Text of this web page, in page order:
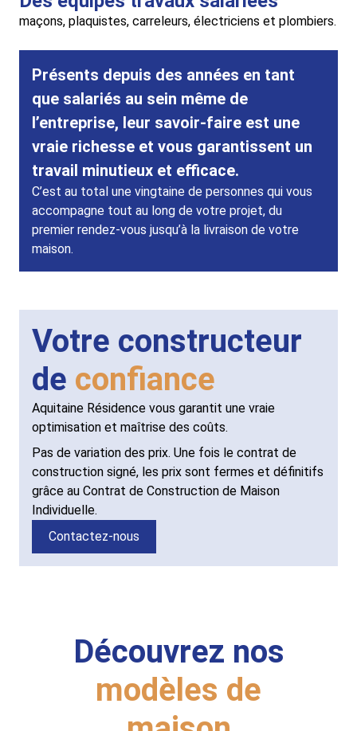
maçons, plaquistes, carreleurs, électriciens et plombiers.
Présents depuis des années en tant
que salariés au sein même de
l’entreprise, leur savoir-faire est une
vraie richesse et vous garantissent un
travail minutieux et efficace.
C’est au total une vingtaine de personnes qui vous
accompagne tout au long de votre projet, du
premier rendez-vous jusqu’à la livraison de votre
maison.
Votre constructeur
de confiance
Aquitaine Résidence vous garantit une vraie
optimisation et maîtrise des coûts.
Pas de variation des prix. Une fois le contrat de
construction signé, les prix sont fermes et définitifs
grâce au Contrat de Construction de Maison
Individuelle.
Contactez-nous
Découvrez nos
modèles de